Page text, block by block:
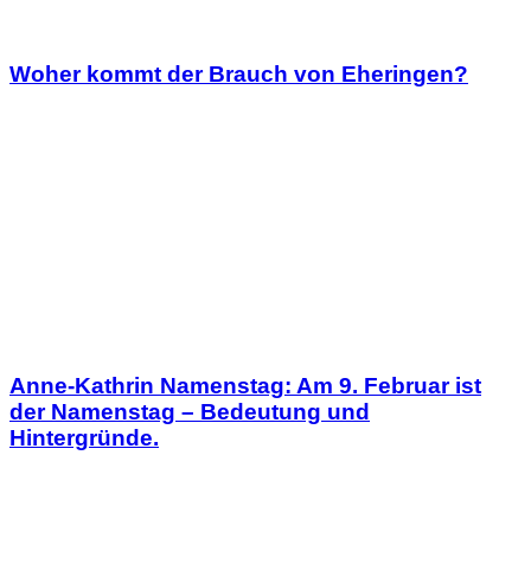
Woher kommt der Brauch von Eheringen?
Anne-Kathrin Namenstag: Am 9. Februar ist
der Namenstag – Bedeutung und
Hintergründe.